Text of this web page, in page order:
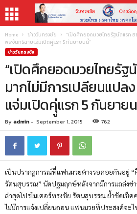
Home ข่าววันทรงชัย
“เปิดศึกยอดมวยไทยรัฐนัดแรก
พระจันทร์ฉายแจ่มเปิดคุู่แรก 5 กันยายนนี้”
ข่าววันทรงชัย
“เปิดศึกยอดมวยไทยรัฐ
มากไม่มีการเปลียนแปล
แจ่มเปิดคุู่แรก 5 กันยาย
By admin- September 1, 2015 762
เป็นปรากฏการณ์ที่แฟนมวยต่างรอคอยกันอยู่ “
รัตนสุบรรณ” นัดปฐมฤกษ์หลังจากมีการแถล่งข่
ล่าสุดโปรโมเตอร์ทรงชัย รัตนสุบรรณ ย้ำชัดเ
ไม่มีการแจ้งเปลี่ยนถอน แฟนมวยที่ประสงค์จะ